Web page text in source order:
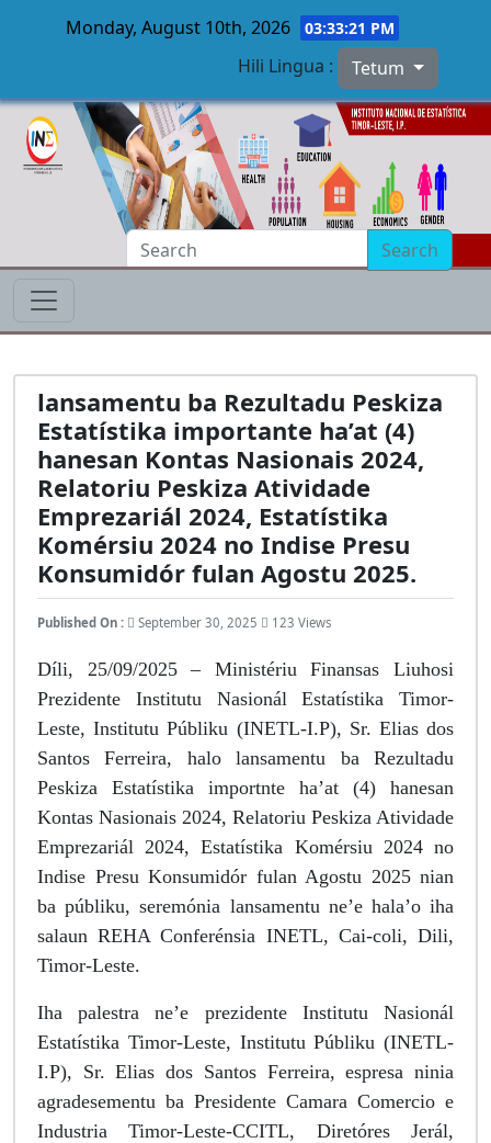
Skip to main content
Monday, August 10th, 2026 03:33:22 PM
Hili Lingua : Tetum
Search
lansamentu ba Rezultadu Peskiza
Estatístika importante ha’at (4)
hanesan Kontas Nasionais 2024,
Relatoriu Peskiza Atividade
Emprezariál 2024, Estatístika
Komérsiu 2024 no Indise Presu
Konsumidór fulan Agostu 2025.
Published On : September 30, 2025 123 Views
Díli, 25/09/2025 – Ministériu Finansas Liuhosi
Prezidente Institutu Nasionál Estatístika Timor-
Leste, Institutu Públiku (INETL-I.P), Sr. Elias dos
Santos Ferreira, halo lansamentu ba Rezultadu
Peskiza Estatístika importnte ha’at (4) hanesan
Kontas Nasionais 2024, Relatoriu Peskiza Atividade
Emprezariál 2024, Estatístika Komérsiu 2024 no
Indise Presu Konsumidór fulan Agostu 2025 nian
ba públiku, seremónia lansamentu ne’e hala’o iha
salaun REHA Conferénsia INETL, Cai-coli, Dili,
Timor-Leste.
Iha palestra ne’e prezidente Institutu Nasionál
Estatístika Timor-Leste, Institutu Públiku (INETL-
I.P), Sr. Elias dos Santos Ferreira, espresa ninia
agradesementu ba Presidente Camara Comercio e
Industria Timor-Leste-CCITL, Diretóres Jerál,